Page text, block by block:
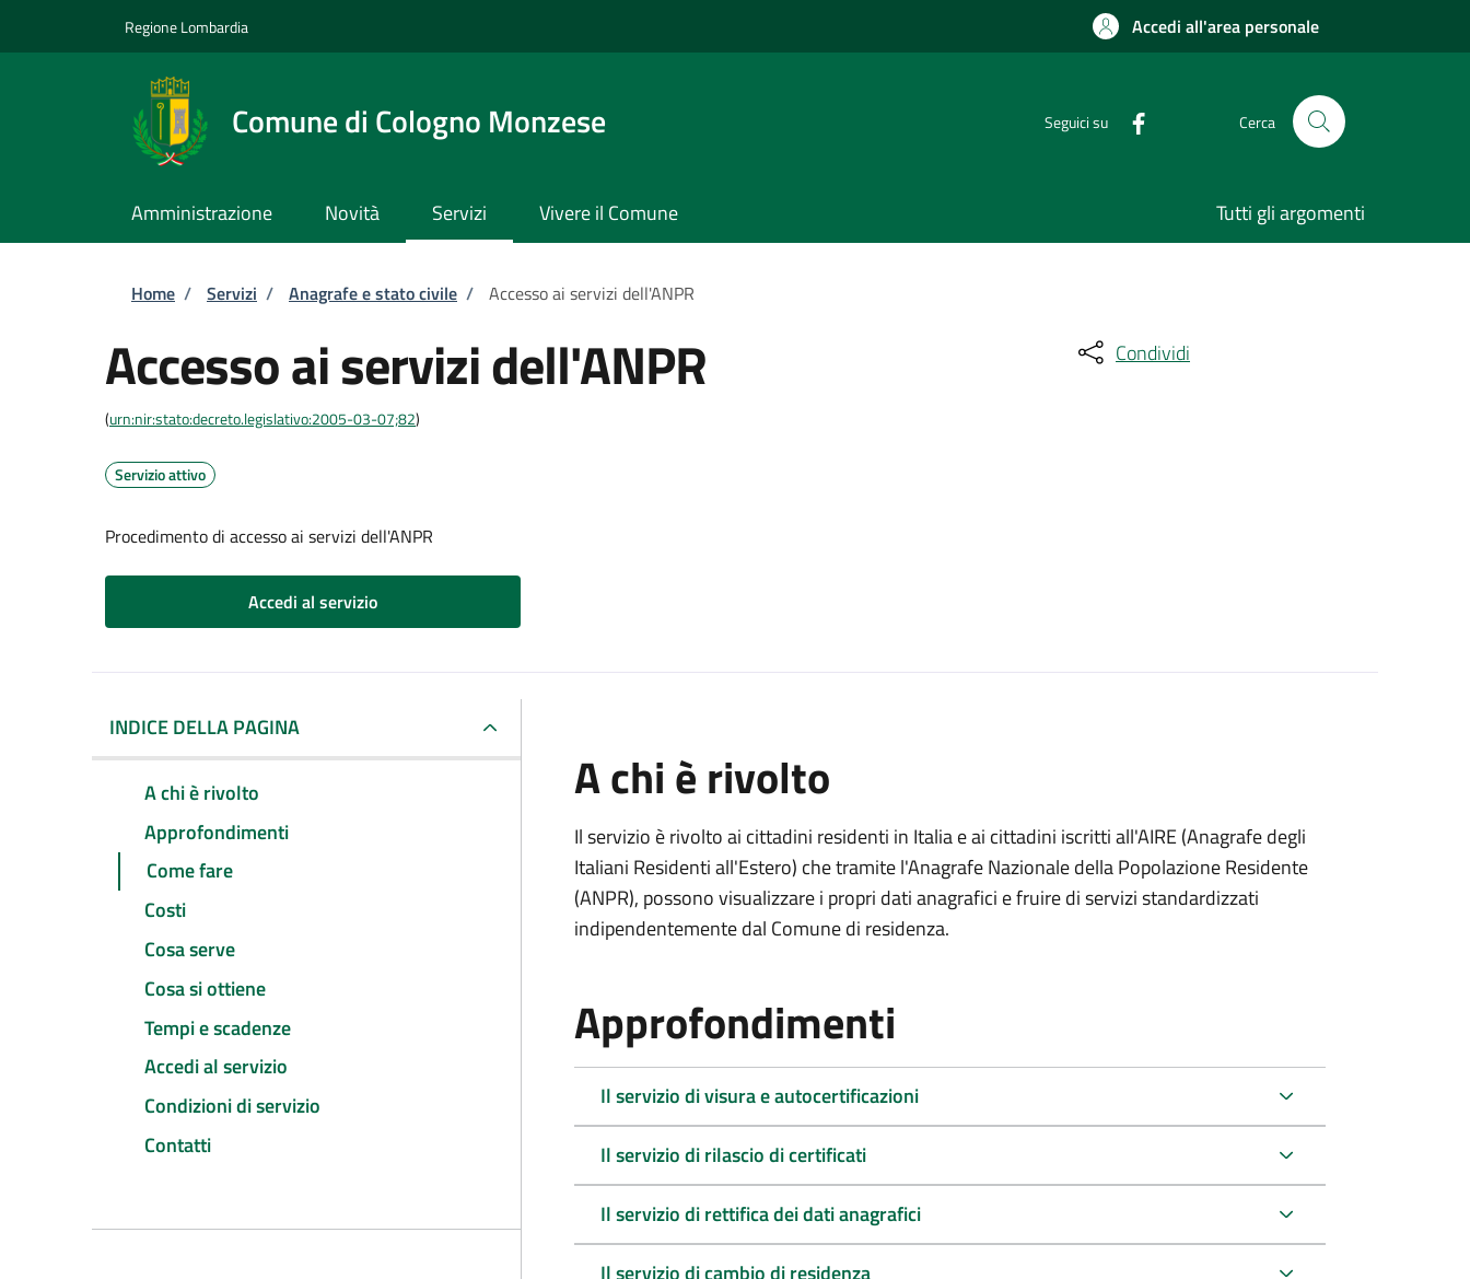
Regione Lombardia Accedi all'area personale
Comune di Cologno Monzese Seguici su Cerca
Amministrazione Novità Servizi Vivere il Comune Tutti gli argomenti
Briciole di pane
Home / Servizi / Anagrafe e stato civile / Accesso ai servizi dell'ANPR
Accesso ai servizi dell'ANPR
(urn:nir:stato:decreto.legislativo:2005-03-07;82)
Servizio attivo
Procedimento di accesso ai servizi dell'ANPR
Accedi al servizio
Condividi
INDICE DELLA PAGINA
A chi è rivolto
Approfondimenti
Come fare
Costi
Cosa serve
Cosa si ottiene
Tempi e scadenze
Accedi al servizio
Condizioni di servizio
Contatti
A chi è rivolto
Il servizio è rivolto ai cittadini residenti in Italia e ai cittadini iscritti all'AIRE (Anagrafe degli
Italiani Residenti all'Estero) che tramite l'Anagrafe Nazionale della Popolazione Residente
(ANPR), possono visualizzare i propri dati anagrafici e fruire di servizi standardizzati
indipendentemente dal Comune di residenza.
Approfondimenti
Il servizio di visura e autocertificazioni
Il servizio di rilascio di certificati
Il servizio di rettifica dei dati anagrafici
Il servizio di cambio di residenza